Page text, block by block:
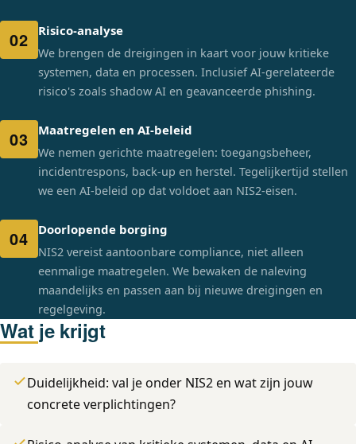
02 Risico-analyse
We brengen de dreigingen in kaart voor jouw kritieke
systemen, data en processen. Inclusief AI-gerelateerde
risico's zoals shadow AI en geavanceerde phishing.
03 Maatregelen en AI-beleid
We nemen gerichte maatregelen: toegangsbeheer,
incidentrespons, back-up en herstel. Tegelijkertijd stellen
we een AI-beleid op dat voldoet aan NIS2-eisen.
04 Doorlopende borging
NIS2 vereist aantoonbare compliance, niet alleen
eenmalige maatregelen. We bewaken de naleving
maandelijks en passen aan bij nieuwe dreigingen en
regelgeving.
Wat je krijgt
Duidelijkheid: val je onder NIS2 en wat zijn jouw
concrete verplichtingen?